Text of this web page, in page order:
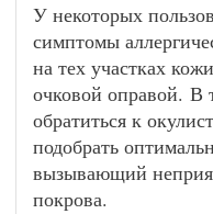
У некоторых
симптомы
на тех участках
очковой оправой. В
обратиться к
подобрать
вызывающий
покрова.